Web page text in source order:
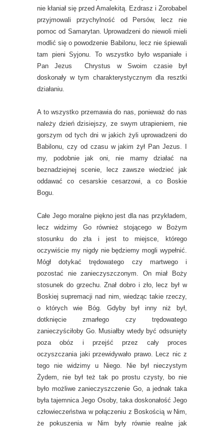
nie kłaniał się przed Amalekitą. Ezdrasz i Zorobabel
przyjmowali przychylność od Persów, lecz nie
pomoc od Samarytan. Uprowadzeni do niewoli mieli
modlić się o powodzenie Babilonu, lecz nie śpiewali
tam pieni Syjonu. To wszystko było wspaniałe i
Pan Jezus Chrystus w Swoim czasie był
doskonały w tym charakterystycznym dla resztki
działaniu.
A to wszystko przemawia do nas, ponieważ do nas
należy dzień dzisiejszy, ze swym utrapieniem, nie
gorszym od tych dni w jakich żyli uprowadzeni do
Babilonu, czy od czasu w jakim żył Pan Jezus. I
my, podobnie jak oni, nie mamy działać na
beznadziejnej scenie, lecz zawsze wiedzieć jak
oddawać co cesarskie cesarzowi, a co Boskie
Bogu.
Całe Jego moralne piękno jest dla nas przykładem,
lecz widzimy Go również stojącego w Bożym
stosunku do zła i jest to miejsce, którego
oczywiście my nigdy nie będziemy mogli wypełnić.
Mógł dotykać trędowatego czy martwego i
pozostać nie zanieczyszczonym. On miał Boży
stosunek do grzechu. Znał dobro i zło, lecz był w
Boskiej supremacji nad nim, wiedząc takie rzeczy,
o których wie Bóg. Gdyby był inny niż był,
dotknięcie zmarłego czy trędowatego
zanieczyściłoby Go. Musiałby wtedy być odsunięty
poza obóz i przejść przez cały proces
oczyszczania jaki przewidywało prawo. Lecz nic z
tego nie widzimy u Niego. Nie był nieczystym
Żydem, nie był też tak po prostu czysty, bo nie
było możliwe zanieczyszczenie Go, a jednak taka
była tajemnica Jego Osoby, taka doskonałość Jego
człowieczeństwa w połączeniu z Boskością w Nim,
że pokuszenia w Nim były równie realne jak